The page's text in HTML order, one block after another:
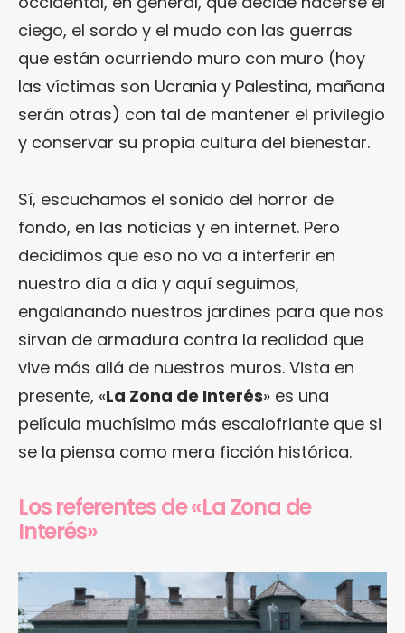
ciego, el sordo y el mudo con las guerras
que están ocurriendo muro con muro (hoy
las víctimas son Ucrania y Palestina, mañana
serán otras) con tal de mantener el privilegio
y conservar su propia cultura del bienestar.
Sí, escuchamos el sonido del horror de
fondo, en las noticias y en internet. Pero
decidimos que eso no va a interferir en
nuestro día a día y aquí seguimos,
engalanando nuestros jardines para que nos
sirvan de armadura contra la realidad que
vive más allá de nuestros muros. Vista en
presente, «La Zona de Interés» es una
película muchísimo más escalofriante que si
se la piensa como mera ficción histórica.
Los referentes de «La Zona de
Interés»